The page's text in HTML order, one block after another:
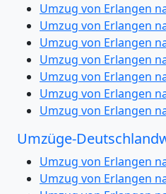
Umzug von Erlangen
Umzug von Erlangen
Umzug von Erlangen
Umzug von Erlangen
Umzug von Erlangen
Umzug von Erlangen
Umzug von Erlangen
Umzüge-
Umzug von Erlangen
Umzug von Erlangen